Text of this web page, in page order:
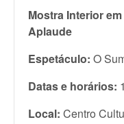
Mostra Interior
Aplaude
Espetáculo: O
Datas e horários:
Local: Centro